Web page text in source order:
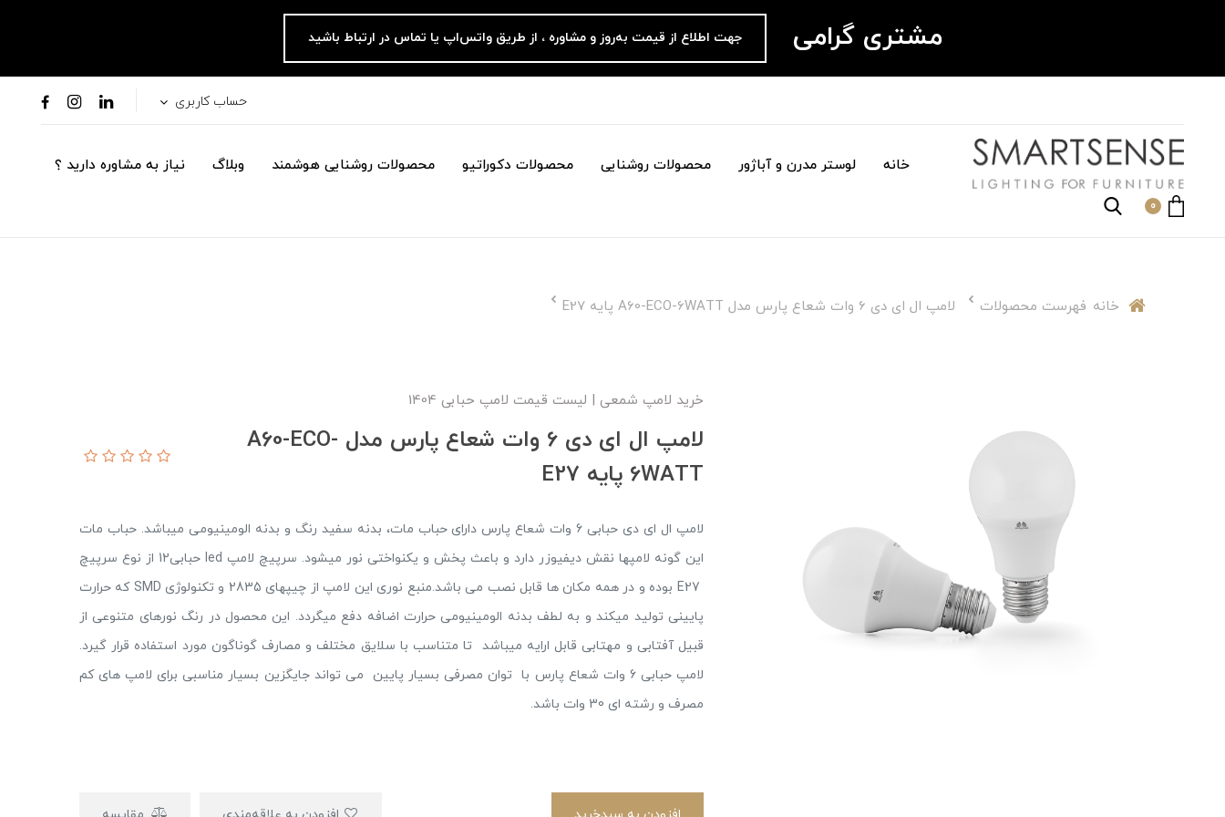
مشتری گرامی جهت اطلاع از قیمت به‌روز و مشاوره ، از طریق واتس‌اپ یا تماس در ارتباط باشید
حساب کاربری
خانه لوستر مدرن و آباژور محصولات روشنایی محصولات دکوراتیو محصولات روشنایی هوشمند وبلاگ نیاز به مشاوره دارید ؟
0
خانه فهرست محصولات لامپ ال ای دی 6 وات شعاع پارس مدل A60-ECO-6WATT پایه E27
خرید لامپ شمعی | لیست قیمت لامپ حبابی 1404
لامپ ال ای دی 6 وات شعاع پارس مدل A60-ECO-
6WATT پایه E27
لامپ ال ای دی حبابی 6 وات شعاع پارس دارای حباب مات، بدنه سفید رنگ و بدنه الومینیومی میباشد. حباب مات
این گونه لامپها نقش دیفیوزر دارد و باعث پخش و یکنواختی نور میشود. سرپیچ لامپ led حبابی12 از نوع سرپیچ
E27 بوده و در همه مکان ها قابل نصب می باشد.منبع نوری این لامپ از چیپهای 2835 و تکنولوژی SMD که حرارت
پایینی تولید میکند و به لطف بدنه الومینیومی حرارت اضافه دفع میگردد. این محصول در رنگ نورهای متنوعی از
قبیل آفتابی و مهتابی قابل ارایه میباشد تا متناسب با سلایق مختلف و مصارف گوناگون مورد استفاده قرار گیرد.
لامپ حبابی 6 وات شعاع پارس با توان مصرفی بسیار پایین می تواند جایگزین بسیار مناسبی برای لامپ های کم
مصرف و رشته ای 30 وات باشد.